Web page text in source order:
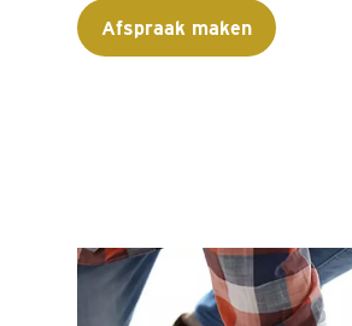
Afspraak maken